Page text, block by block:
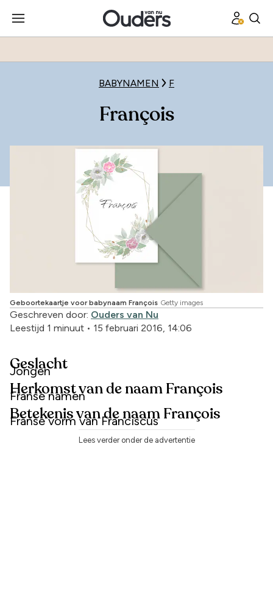
BABYNAMEN F
François
Geboortekaartje voor babynaam François Getty images
Geschreven door: Ouders van Nu
Leestijd 1 minuut • 15 februari 2016, 14:06
Geslacht
Jongen
Herkomst van de naam François
Franse namen
Betekenis van de naam François
Franse vorm van Franciscus
Lees verder onder de advertentie